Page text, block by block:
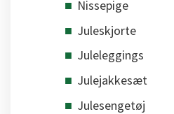
Nissepige
Juleskjorte
Juleleggings
Julejakkesæt
Julesengetøj